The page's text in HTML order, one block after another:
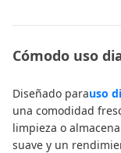
Cómodo uso
Diseñado parauso
una comodidad
limpieza o
suave y un